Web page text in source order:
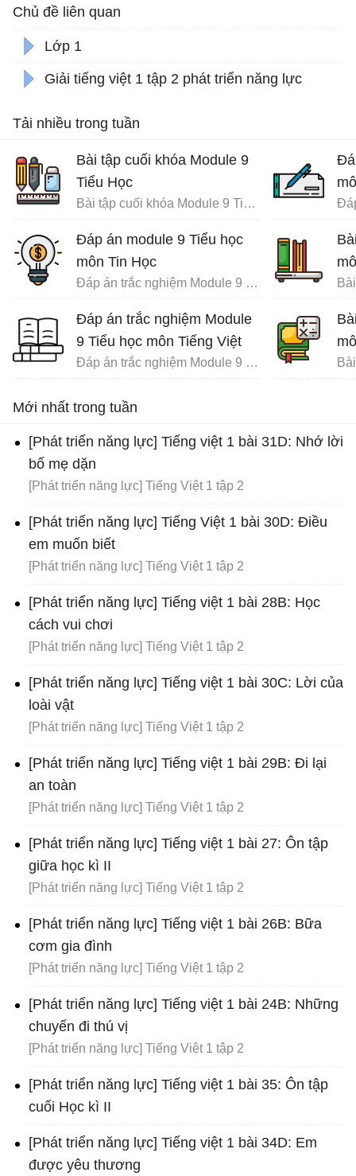
Chủ đề liên quan
Lớp 1
Giải tiếng việt 1 tập 2 phát triển năng lực
Tải nhiều trong tuần
Bài tập cuối khóa Module 9
Tiểu Học
Bài tập cuối khóa Module 9 Tiểu Học đầy đủ
Đáp án module 9 Tiểu học
môn Tin Học
Đáp án trắc nghiệm Module 9 Tiểu học
Đáp án trắc nghiệm Module
9 Tiểu học môn Tiếng Việt
Đáp án trắc nghiệm Module 9 Tiểu học
Mới nhất trong tuần
[Phát triển năng lực] Tiếng việt 1 bài 31D: Nhớ lời
bố mẹ dặn
[Phát triển năng lực] Tiếng Việt 1 tập 2
[Phát triển năng lực] Tiếng Việt 1 bài 30D: Điều
em muốn biết
[Phát triển năng lực] Tiếng Việt 1 tập 2
[Phát triển năng lực] Tiếng việt 1 bài 28B: Học
cách vui chơi
[Phát triển năng lực] Tiếng Việt 1 tập 2
[Phát triển năng lực] Tiếng việt 1 bài 30C: Lời của
loài vật
[Phát triển năng lực] Tiếng Việt 1 tập 2
[Phát triển năng lực] Tiếng việt 1 bài 29B: Đi lại
an toàn
[Phát triển năng lực] Tiếng Việt 1 tập 2
[Phát triển năng lực] Tiếng việt 1 bài 27: Ôn tập
giữa học kì II
[Phát triển năng lực] Tiếng Việt 1 tập 2
[Phát triển năng lực] Tiếng việt 1 bài 26B: Bữa
cơm gia đình
[Phát triển năng lực] Tiếng Việt 1 tập 2
[Phát triển năng lực] Tiếng việt 1 bài 24B: Những
chuyến đi thú vị
[Phát triển năng lực] Tiếng Việt 1 tập 2
[Phát triển năng lực] Tiếng việt 1 bài 35: Ôn tập
cuối Học kì II
[Phát triển năng lực] Tiếng việt 1 bài 34D: Em
được yêu thương